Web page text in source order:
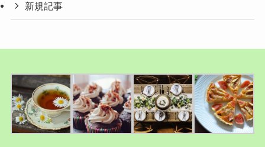
新規記事